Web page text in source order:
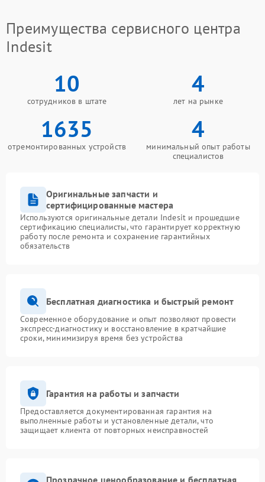
Преимущества сервисного центра
Indesit
10
сотрудников в штате
4
лет на рынке
1635
отремонтированных устройств
4
минимальный опыт работы
специалистов
Оригинальные запчасти и
сертифицированные мастера
Используются оригинальные детали Indesit и прошедшие
сертификацию специалисты, что гарантирует корректную
работу после ремонта и сохранение гарантийных
обязательств
Бесплатная диагностика и быстрый ремонт
Современное оборудование и опыт позволяют провести
экспресс-диагностику и восстановление в кратчайшие
сроки, минимизируя время без устройства
Гарантия на работы и запчасти
Предоставляется документированная гарантия на
выполненные работы и установленные детали, что
защищает клиента от повторных неисправностей